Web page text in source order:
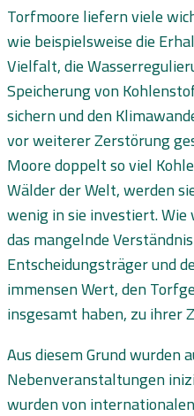
Torfmoore liefern viele
wie beispielsweise die
Vielfalt, die
Speicherung von
sichern und den
vor weiterer Zerstörung
Moore doppelt so viel
Wälder der Welt, werden
wenig in sie investiert.
das mangelnde
Entscheidungsträger und
immensen Wert, den
insgesamt haben, zu ihrer
Aus diesem Grund wurden
Nebenveranstaltungen
wurden von